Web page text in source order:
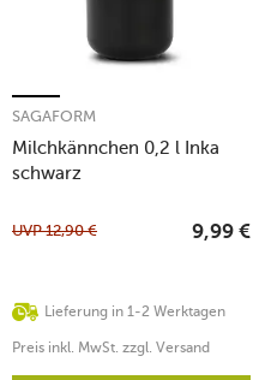
Milchkännchen 0,2 l Inka
schwarz
SAGAFORM
Lieferung in 1-2 Werktagen
UVP12,90 € 9,99 €
Preis inkl. MwSt. zzgl. Versand